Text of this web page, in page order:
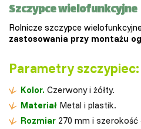
Szczypce wielofunkcyjne
Rolnicze szczypce
zastosowania przy montażu
Parametry szczypiec:
Kolor. Czerwony i żółty.
Materiał Metal i plastik.
Rozmiar 270 mm i szerokość